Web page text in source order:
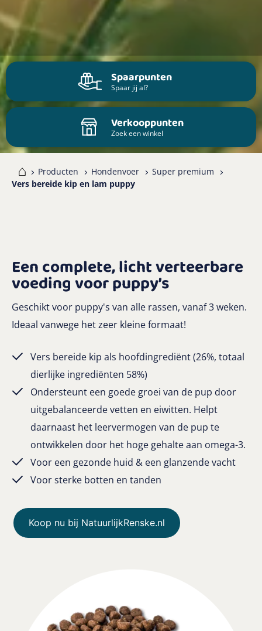
Spaarpunten
Spaar jij al?
Verkooppunten
Zoek een winkel
Producten Hondenvoer
Super premium
Vers bereide kip en lam puppy
Een complete, licht verteerbare
voeding voor puppy’s
Geschikt voor puppy's van alle rassen, vanaf 3 weken.
Ideaal vanwege het zeer kleine formaat!
Vers bereide kip als hoofdingrediënt (26%, totaal
dierlijke ingrediënten 58%)
Ondersteunt een goede groei van de pup door
uitgebalanceerde vetten en eiwitten. Helpt
daarnaast het leervermogen van de pup te
ontwikkelen door het hoge gehalte aan omega-3.
Voor een gezonde huid & een glanzende vacht
Voor sterke botten en tanden
Koop nu bij NatuurlijkRenske.nl